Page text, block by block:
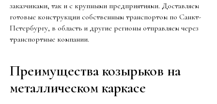
заказчиками, так и с крупными предприятиями. Доставляем
готовые конструкции собственным транспортом по Санкт-
Петербургу, в область и другие регионы отправляем через
транспортные компании.
Преимущества козырьков на
металлическом каркасе